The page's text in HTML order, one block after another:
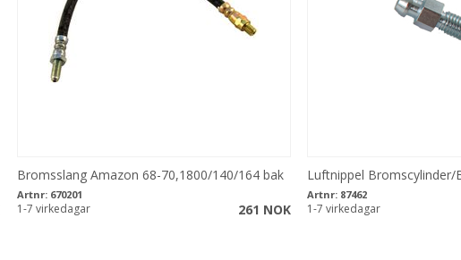
Bromsslang Amazon 68-70,1800/140/164 bak
Artnr: 670201
261 NOK
1-7 virkedagar
Luftnippel Bromscylinder/
Artnr: 87462
1-7 virkedagar